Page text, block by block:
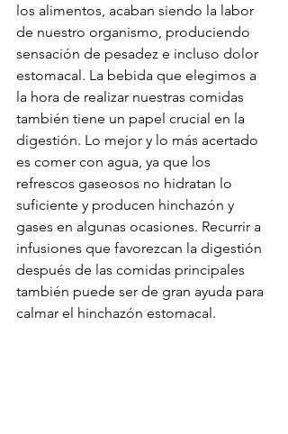
los alimentos, acaban siendo la labor
de nuestro organismo, produciendo
sensación de pesadez e incluso dolor
estomacal. La bebida que elegimos a
la hora de realizar nuestras comidas
también tiene un papel crucial en la
digestión. Lo mejor y lo más acertado
es comer con agua, ya que los
refrescos gaseosos no hidratan lo
suficiente y producen hinchazón y
gases en algunas ocasiones. Recurrir a
infusiones que favorezcan la digestión
después de las comidas principales
también puede ser de gran ayuda para
calmar el hinchazón estomacal.